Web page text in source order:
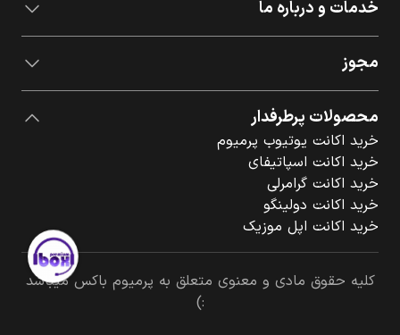
خدمات و درباره ما
مجوز
محصولات پرطرفدار
خرید اکانت یوتیوب پرمیوم
خرید اکانت اسپاتیفای
خرید اکانت گرامرلی
خرید اکانت دولینگو
خرید اکانت اپل موزیک
کلیه حقوق مادی و معنوی متعلق به پرمیوم باکس میباشد
:)